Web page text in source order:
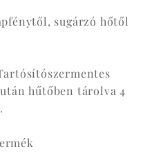
sugárzó hőtől
hűtőben tárolva 4